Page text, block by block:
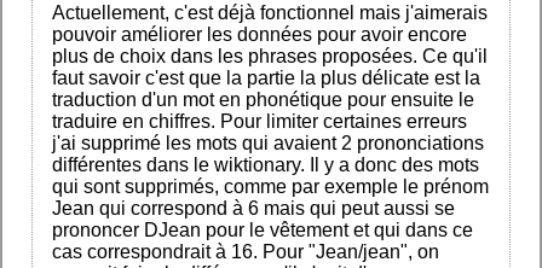
Actuellement, c'est déjà fonctionnel mais j'aimerais
pouvoir améliorer les données pour avoir encore
plus de choix dans les phrases proposées. Ce qu'il
faut savoir c'est que la partie la plus délicate est la
traduction d'un mot en phonétique pour ensuite le
traduire en chiffres. Pour limiter certaines erreurs
j'ai supprimé les mots qui avaient 2 prononciations
différentes dans le wiktionary. Il y a donc des mots
qui sont supprimés, comme par exemple le prénom
Jean qui correspond à 6 mais qui peut aussi se
prononcer DJean pour le vêtement et qui dans ce
cas correspondrait à 16. Pour "Jean/jean", on